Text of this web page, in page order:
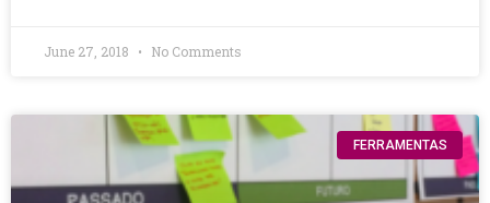
June 27, 2018 No Comments
FERRAMENTAS